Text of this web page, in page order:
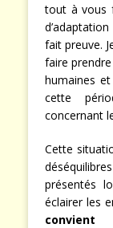
tout à vous
fait preuve.
faire
humaines
cette
concernant
Cette
présentés
éclairer les
convient